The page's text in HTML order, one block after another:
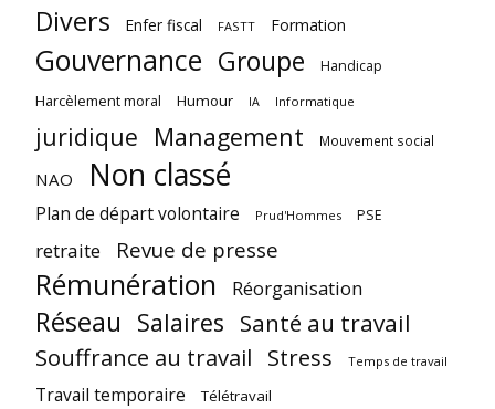
Divers Enfer fiscal FASTT Formation
Gouvernance Groupe Handicap
Harcèlement moral Humour IA Informatique
juridique Management Mouvement social
NAO Non classé
Plan de départ volontaire Prud'Hommes PSE
retraite Revue de presse
Rémunération Réorganisation
Réseau Salaires Santé au travail
Souffrance au travail Stress Temps de travail
Travail temporaire Télétravail